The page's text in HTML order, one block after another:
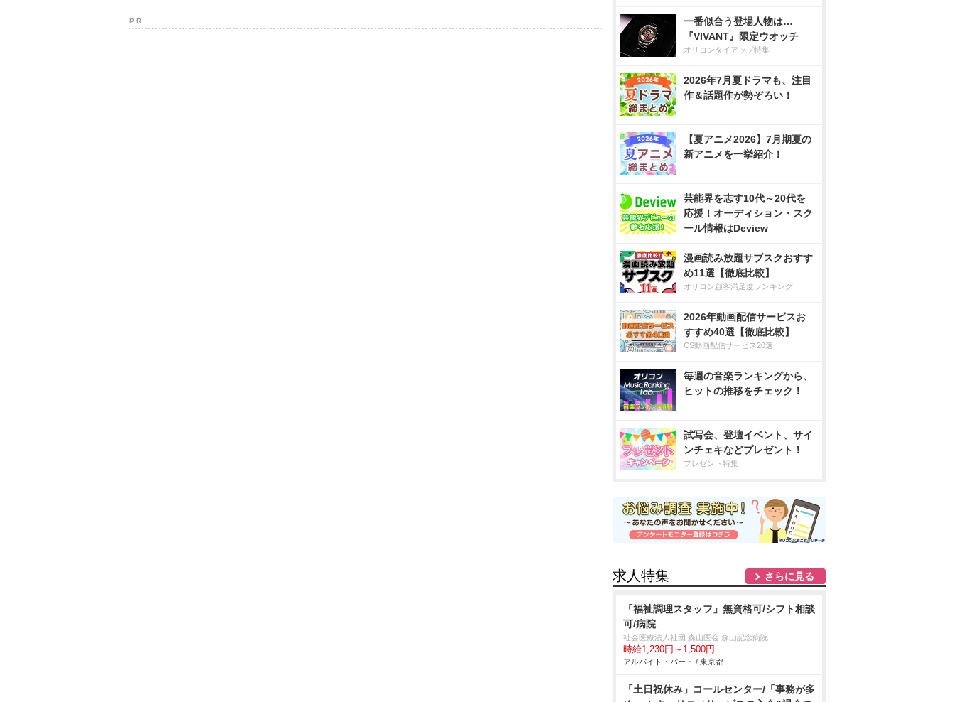
P R
一番似合う登場人物は…
『VIVANT』限定ウオッチ
オリコンタイアップ特集
2026年7月夏ドラマも、注目
作＆話題作が勢ぞろい！
【夏アニメ2026】7月期夏の
新アニメを一挙紹介！
芸能界を志す10代～20代を
応援！オーディション・スク
ール情報はDeview
漫画読み放題サブスクおすす
め11選【徹底比較】
オリコン顧客満足度ランキング
2026年動画配信サービスお
すすめ40選【徹底比較】
CS動画配信サービス20選
毎週の音楽ランキングから、
ヒットの推移をチェック！
試写会、登壇イベント、サイ
ンチェキなどプレゼント！
プレゼント特集
求人特集 さらに見る
「福祉調理スタッフ」無資格可/シフト相談
可/病院
社会医療法人社団 森山医会 森山記念病院
時給1,230円～1,500円
アルバイト・パート / 東京都
「土日祝休み」コールセンター/「事務が多